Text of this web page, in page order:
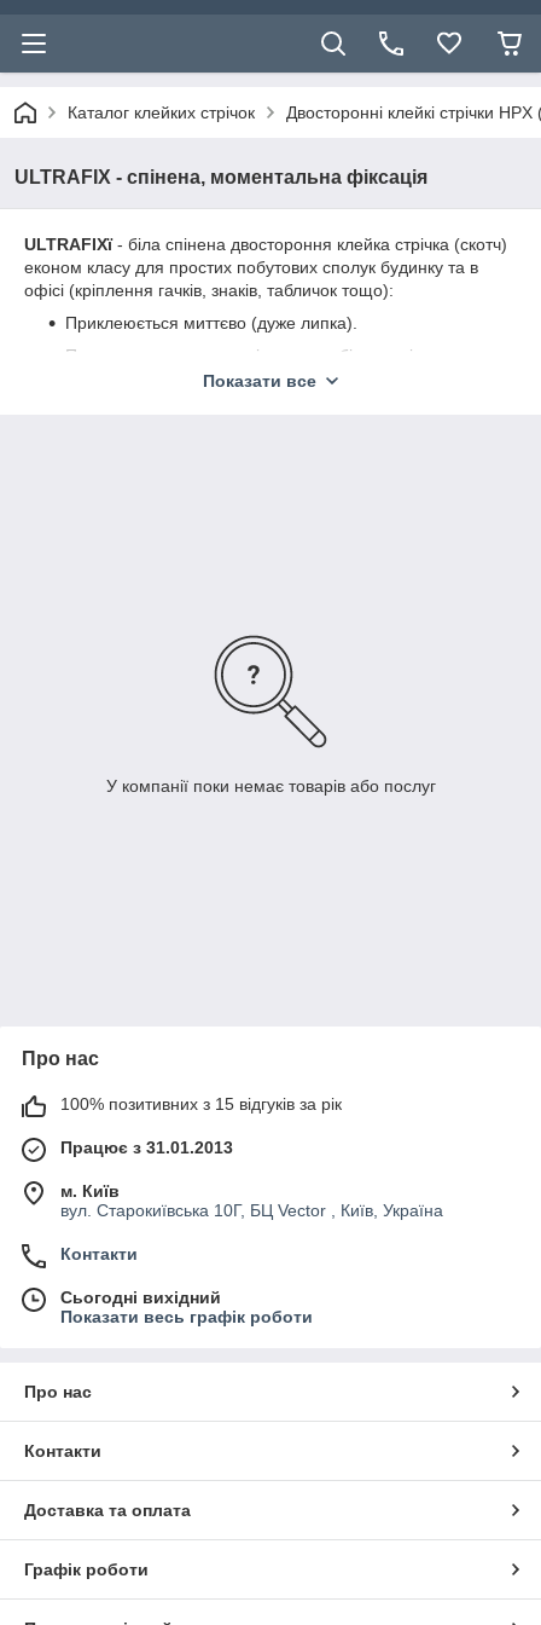
Каталог клейких стрічок Двосторонні клейкі стрічки HPX
ULTRAFIX - спінена, моментальна фіксація
ULTRAFIXї- біла спінена двостороння клейка стрічка (скотч)
економ класу для простих побутових сполук будинку та в
офісі (кріплення гачків, знаків, табличок тощо):
Приклеюється миттєво (дуже липка).
Приклеюється до металів, скла та більшості
Показати все
У компанії поки немає товарів або послуг
Про нас
100% позитивних з 15 відгуків за рік
Працює з 31.01.2013
м. Київ
вул. Старокиївська 10Г, БЦ Vector , Київ, Україна
Контакти
Сьогодні вихідний
Показати весь графік роботи
Про нас
Контакти
Доставка та оплата
Графік роботи